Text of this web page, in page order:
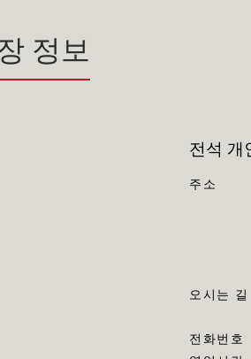
정보
전석 개
주소
오시는 길
전화번호